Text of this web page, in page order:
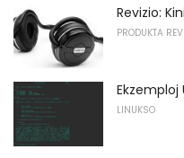
Revizio:
PRODUKTA
Ekzemploj
LINUKSO